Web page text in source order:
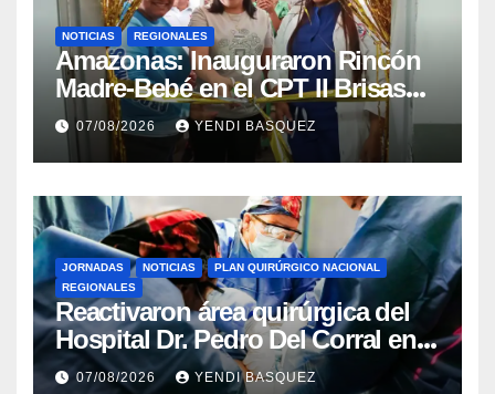
NOTICIAS REGIONALES
​Amazonas: Inauguraron Rincón
Madre-Bebé en el CPT II Brisas
del Aeropuerto ​Inauguraron
Rincón
07/08/2026 YENDI BASQUEZ
JORNADAS NOTICIAS
PLAN QUIRÚRGICO NACIONAL
REGIONALES
Reactivaron área quirúrgica del
Hospital Dr. Pedro Del Corral en
Guárico
07/08/2026 YENDI BASQUEZ